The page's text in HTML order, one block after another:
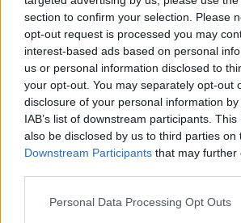
section to confirm your selection. Please
opt-out request is processed you may
interest-based ads based on personal
us or personal information disclosed to
your opt-out. You may separately opt-out
disclosure of your personal information
IAB’s list of downstream participants.
also be disclosed by us to third parties on
Downstream Participants that may further
Personal Data Processing Opt Outs
A. Veryga prabilo apie padarytas
pasitikėdami žmonių sąmoningumu
Laidos | Oponentai
A. Matulas naujame Seime tikisi
protingų sprendimų ir mažiau
Laidos | NeSpaudai
Susikirto dėl valstybinių vaistinių